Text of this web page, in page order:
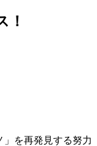
！
」を再発見する努力